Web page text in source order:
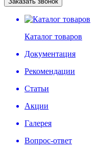
Каталог товаров
Документация
Рекомендации
Статьи
Акции
Галерея
Вопрос-ответ